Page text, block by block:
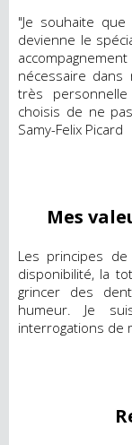
"Je souhaite
devienne le
nécessaire dans
très
choisis de ne
Samy-Felix Picard
Mes
Les principes
disponibilité, la
grincer des
humeur. Je
interrogations de